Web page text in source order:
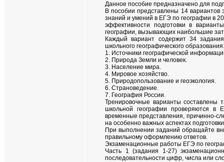
Данное пособие предназначено для
В пособии представлены 14 вариантов
знаний и умений в ЕГЭ по географии в
эффективности подготовки в
географии, вызывающих наибольшие
Каждый вариант содержит 34
школьного географического образования:
1. Источники географической
2. Природа Земли и человек.
3. Население мира.
4. Мировое хозяйство.
5. Природопользование и геоэкология.
6. Страноведение.
7. География России.
Тренировочные варианты составлены
школьной географии проверяются в
временные представления, причинно-
на особенно важных аспектах
При выполнении заданий обращайте
правильному оформлению ответов.
Экзаменационные работы ЕГЭ по
Часть 1 (задания 1-27)
последовательности цифр, числа или